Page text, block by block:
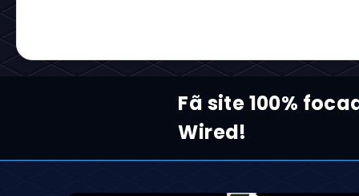
Fã site 100%
Wired!